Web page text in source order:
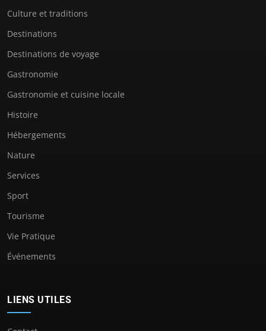
Culture et traditions
Destinations
Destinations de voyage
Gastronomie
Gastronomie et cuisine locale
Histoire
Hébergements
Nature
Services
Sport
Tourisme
Vie Pratique
Événements
LIENS UTILES